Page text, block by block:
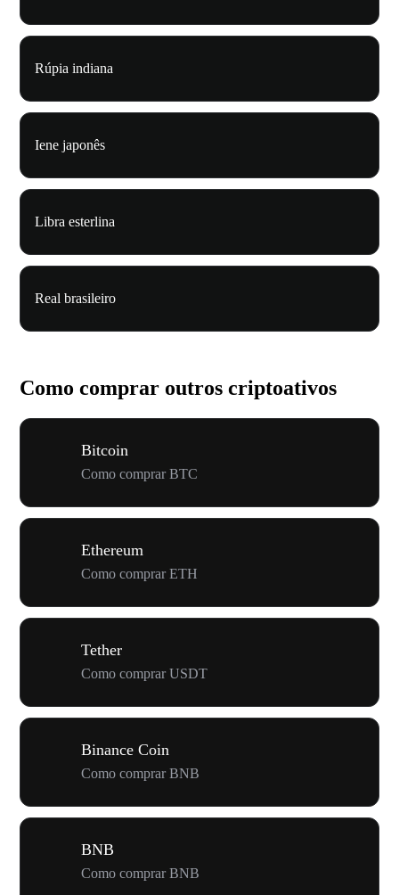
Rúpia indiana
Iene japonês
Libra esterlina
Real brasileiro
Como comprar outros criptoativos
Bitcoin
Como comprar BTC
Ethereum
Como comprar ETH
Tether
Como comprar USDT
Binance Coin
Como comprar BNB
BNB
Como comprar BNB